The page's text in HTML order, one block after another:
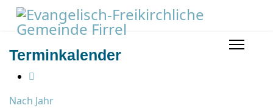
Terminkalender
Nach Jahr